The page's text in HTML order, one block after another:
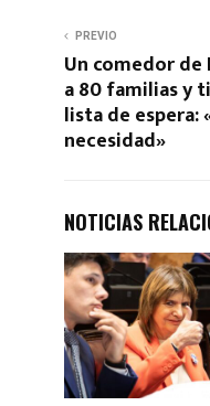
PREVIO
Un comedor
a 80 familias y
lista de espera:
necesidad»
NOTICIAS